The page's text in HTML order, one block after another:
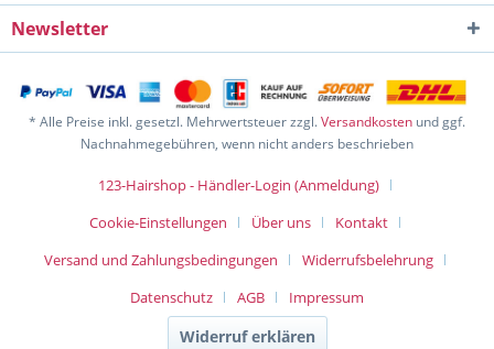
Newsletter
* Alle Preise inkl. gesetzl. Mehrwertsteuer zzgl.Versandkosten und ggf.
Nachnahmegebühren, wenn nicht anders beschrieben
123-Hairshop - Händler-Login (Anmeldung)
Cookie-Einstellungen
Über uns
Kontakt
Versand und Zahlungsbedingungen
Widerrufsbelehrung
Datenschutz
AGB Impressum
Widerruf erklären